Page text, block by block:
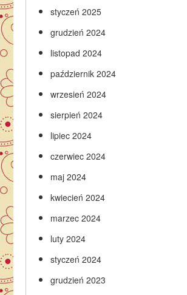
styczeń 2025
grudzień 2024
listopad 2024
październik 2024
wrzesień 2024
sierpień 2024
lipiec 2024
czerwiec 2024
maj 2024
kwiecień 2024
marzec 2024
luty 2024
styczeń 2024
grudzień 2023